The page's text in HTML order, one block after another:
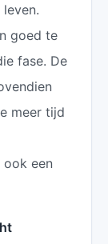
goed te
fase. De
meer tijd
een